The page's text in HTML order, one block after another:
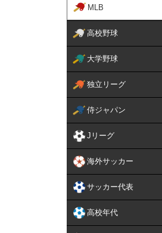
MLB
高校野球
大学野球
独立リーグ
侍ジャパン
Jリーグ
海外サッカー
サッカー代表
高校年代